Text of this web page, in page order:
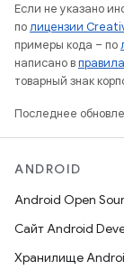
Если не указано
полицензии
примеры кода – по
написано в
товарный знак
Последнее
ANDROID
Android Open
Сайт Android
Хранилище